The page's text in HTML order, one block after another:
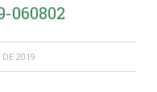
060802
2019